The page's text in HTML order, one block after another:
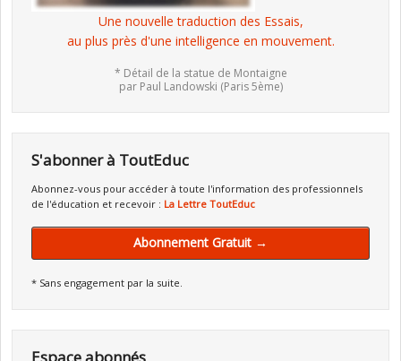
Une nouvelle traduction des Essais,
au plus près d'une intelligence en mouvement.
* Détail de la statue de Montaigne
par Paul Landowski (Paris 5ème)
S'abonner à ToutEduc
Abonnez-vous pour accéder à toute l'information des professionnels
de l'éducation et recevoir : La Lettre ToutEduc
Abonnement Gratuit →
* Sans engagement par la suite.